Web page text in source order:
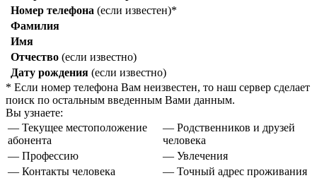
Номер телефона (если известен)*
Фамилия
Имя
Отчество (если известно)
Дату рождения (если известно)
* Если номер телефона Вам неизвестен, то наш сервер сделает
поиск по остальным введенным Вами данным.
Вы узнаете:
— Текущее местоположение
абонента
— Родственников и друзей
человека
— Профессию
— Увлечения
— Контакты человека
— Точный адрес проживания